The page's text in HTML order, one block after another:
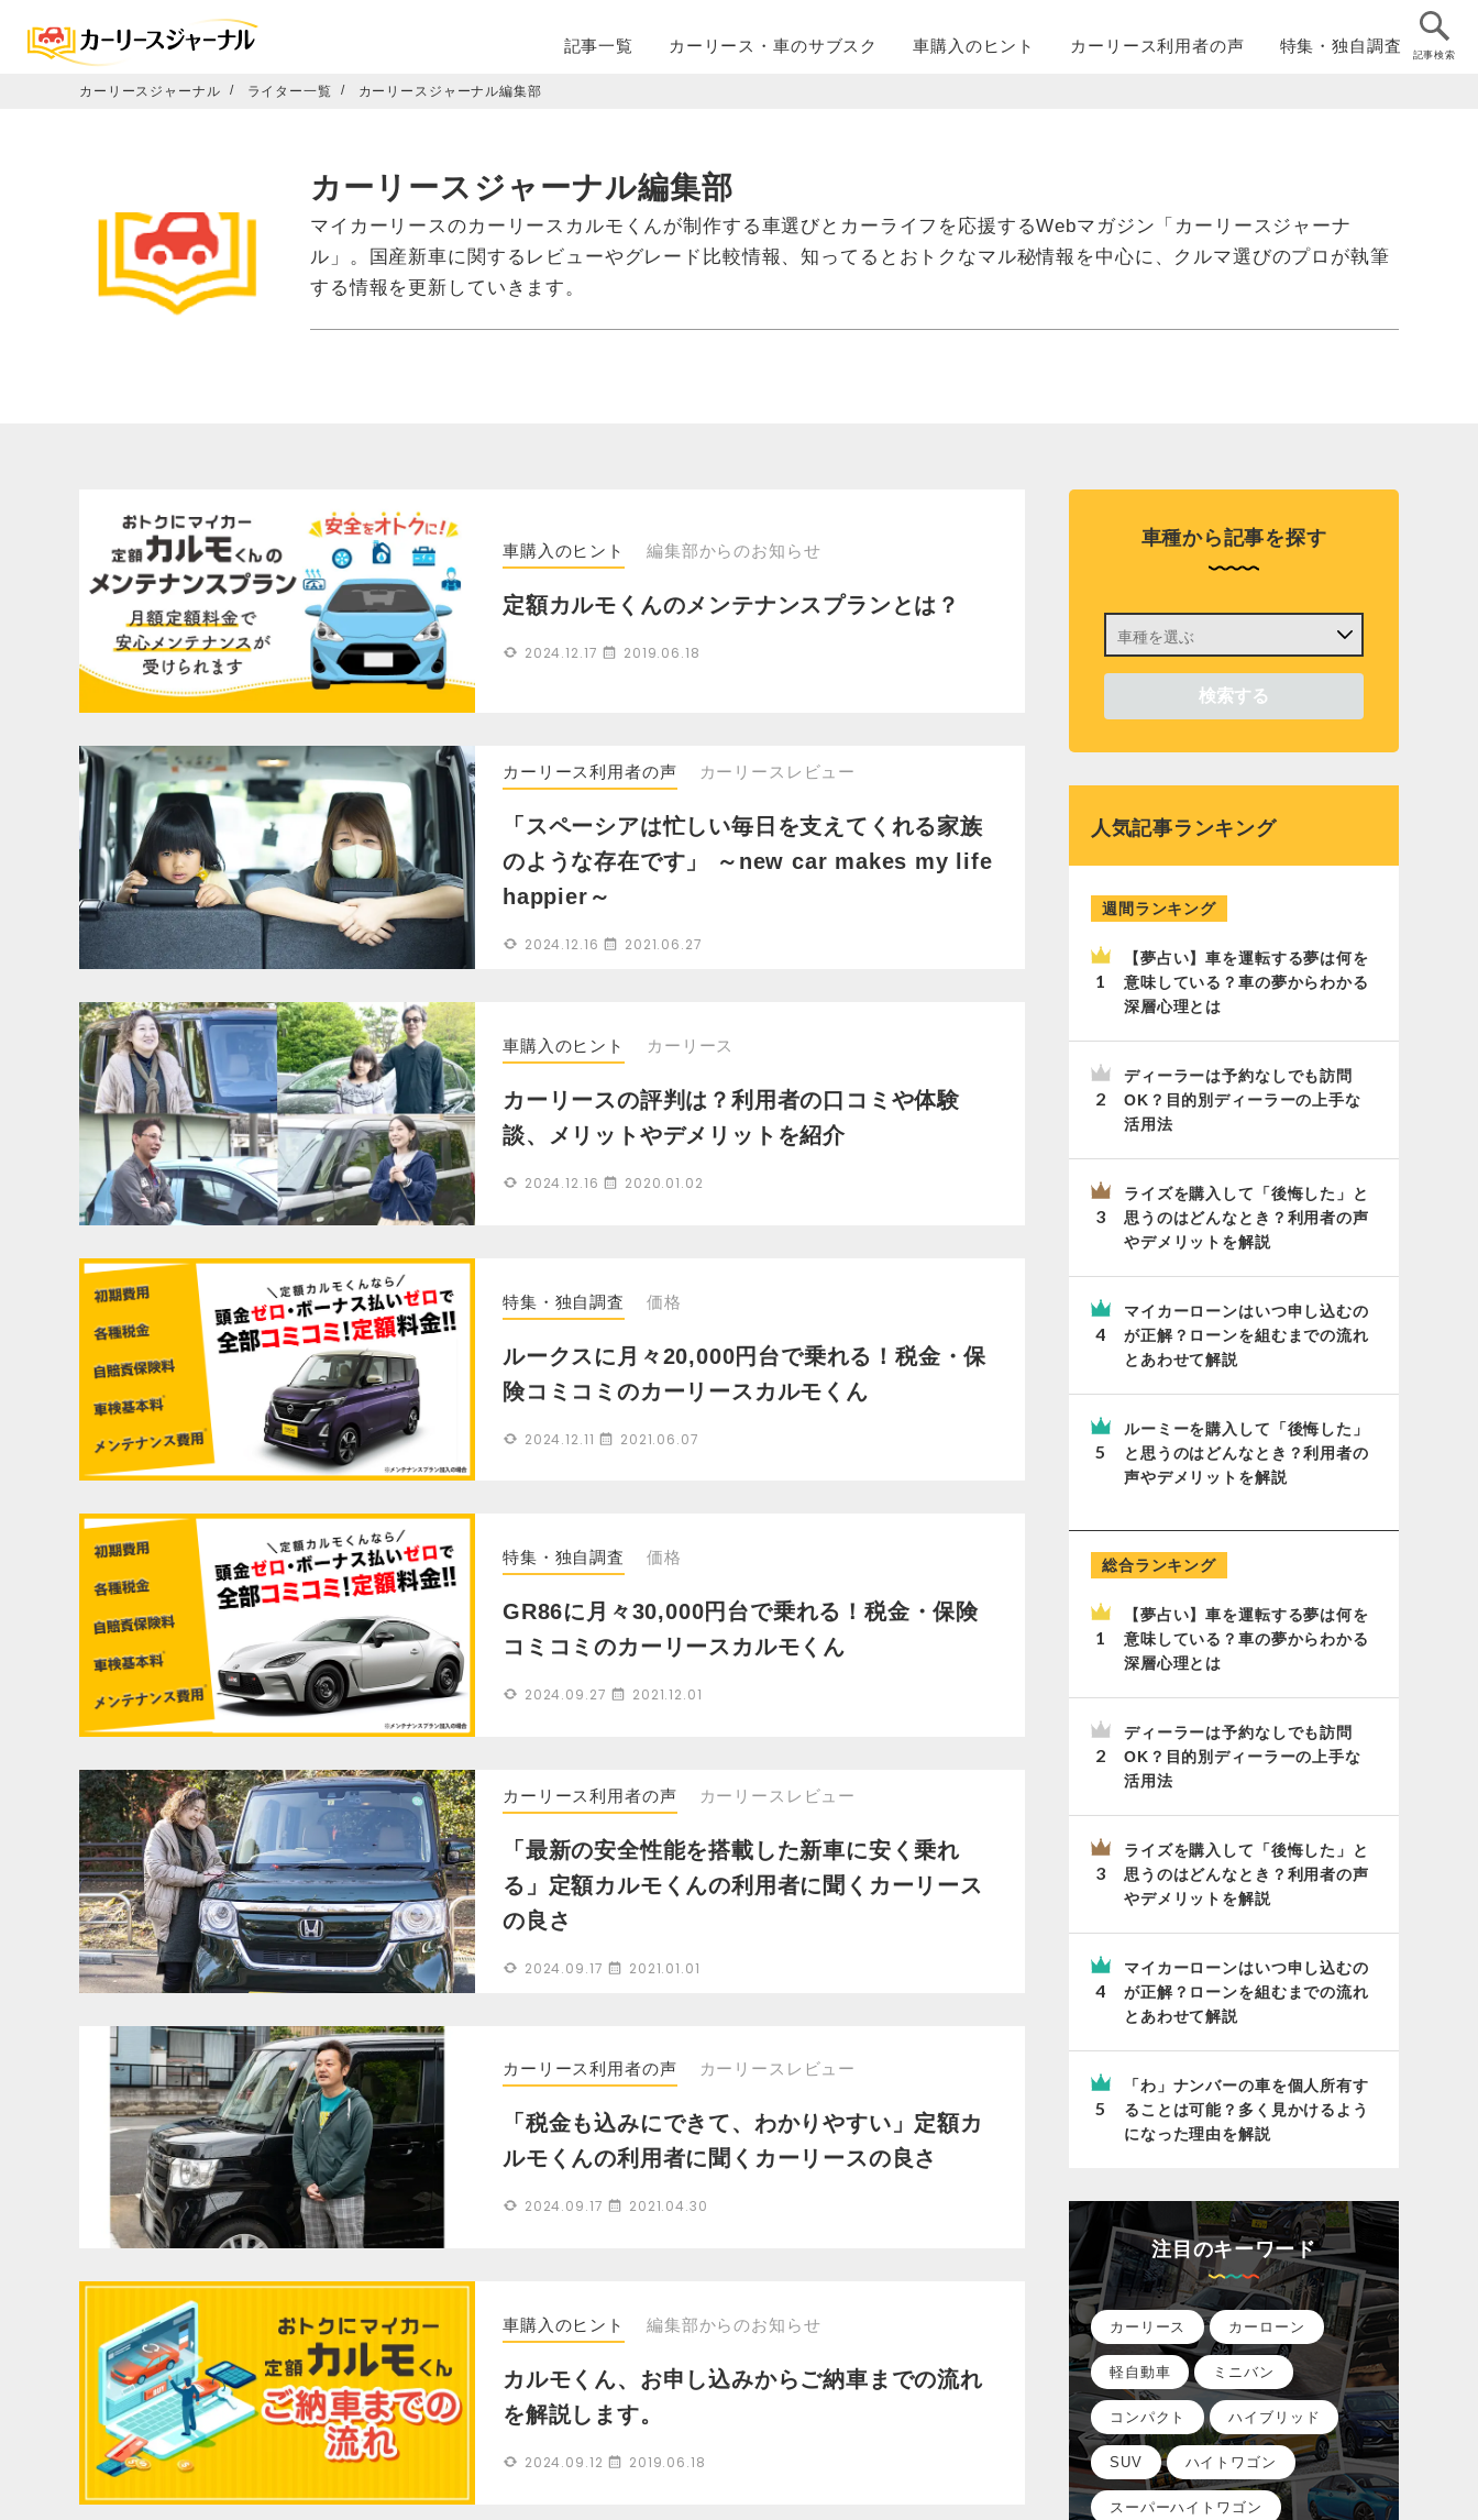
記事一覧 カーリース・車のサブスク 車購入の ヒント カーリース利用者の声 特集・独自調査 記事検索
カーリースジャーナル ライター一覧 カーリースジャーナル編集部
カーリースジャーナル編集部
マイカーリースのカーリースカルモくんが制作する車選びとカーライフを応援するWebマガジン「カーリースジャーナ
ル」。国産新車に関するレビューやグレード比較情報、知ってるとおトクなマル秘情報を中心に、クルマ選びのプロが執筆
する情報を更新していきます。
車購入のヒント 編集部からのお知らせ
定額カルモくんのメンテナンスプランとは？
2024.12.17 2019.06.18
カーリース利用者の声 カーリースレビュー
「スペーシアは忙しい毎日を支えてくれる家族
のような存在です」 ～new car makes my life
happier～
2024.12.16 2021.06.27
車購入のヒント カーリース
カーリースの評判は？利用者の口コミや体験
談、メリットやデメリットを紹介
2024.12.16 2020.01.02
特集・独自調査 価格
ルークスに月々20,000円台で乗れる！税金・保
険コミコミのカーリースカルモくん
2024.12.11 2021.06.07
特集・独自調査 価格
GR86に月々30,000円台で乗れる！税金・保険
コミコミのカーリースカルモくん
2024.09.27 2021.12.01
カーリース利用者の声 カーリースレビュー
「最新の安全性能を搭載した新車に安く乗れ
る」定額カルモくんの利用者に聞くカーリース
の良さ
2024.09.17 2021.01.01
カーリース利用者の声 カーリースレビュー
「税金も込みにできて、わかりやすい」定額カ
ルモくんの利用者に聞くカーリースの良さ
2024.09.17 2021.04.30
車購入のヒント 編集部からのお知らせ
カルモくん、お申し込みからご納車までの流れ
を解説します。
2024.09.12 2019.06.18
車種から記事を探す
人気記事ランキング
週間ランキング
【夢占い】車を運転する夢は何を
意味している？車の夢からわかる
深層心理とは
ディーラーは予約なしでも訪問
OK？目的別ディーラーの上手な
活用法
ライズを購入して「後悔した」と
思うのはどんなとき？利用者の声
やデメリットを解説
マイカーローンはいつ申し込むの
が正解？ローンを組むまでの流れ
とあわせて解説
ルーミーを購入して「後悔した」
と思うのはどんなとき？利用者の
声やデメリットを解説
総合ランキング
【夢占い】車を運転する夢は何を
意味している？車の夢からわかる
深層心理とは
ディーラーは予約なしでも訪問
OK？目的別ディーラーの上手な
活用法
ライズを購入して「後悔した」と
思うのはどんなとき？利用者の声
やデメリットを解説
マイカーローンはいつ申し込むの
が正解？ローンを組むまでの流れ
とあわせて解説
「わ」ナンバーの車を個人所有す
ることは可能？多く見かけるよう
になった理由を解説
注目のキーワード
カーリース カーローン
軽自動車 ミニバン
コンパクト ハイブリッド
SUV ハイトワゴン
スーパーハイトワゴン